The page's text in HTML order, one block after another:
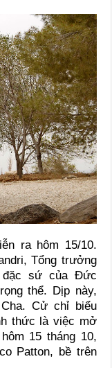
ra hôm 15/10.
Tổng trưởng
đặc sứ của Đức
thể. Dịp này,
Cử chỉ biểu
thức là việc mở
15 tháng 10,
Patton, bề trên